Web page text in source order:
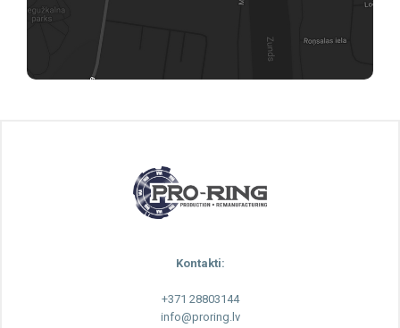
Kontakti:
+371 28803144
info@proring.lv